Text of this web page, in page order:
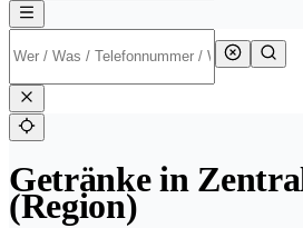
Getränke in
(Region)